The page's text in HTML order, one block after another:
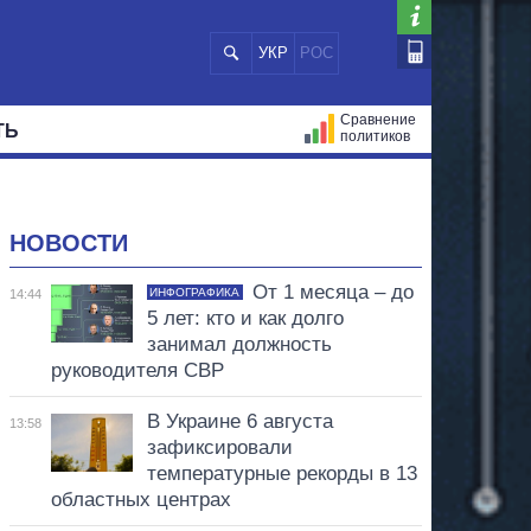
УКР РОС
Сравнение
политиков
НОВОСТИ
14:44 ИНФОГРАФИКА
От 1 месяца – до
5 лет: кто и как долго
занимал должность
руководителя СВР
13:58
В Украине 6 августа
зафиксировали
температурные рекорды в 13
областных центрах